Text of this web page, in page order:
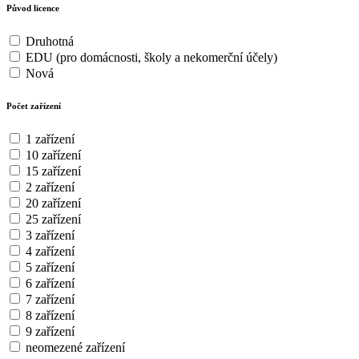
Původ licence
Druhotná
EDU (pro domácnosti, školy a nekomerční účely)
Nová
Počet zařízení
1 zařízení
10 zařízení
15 zařízení
2 zařízení
20 zařízení
25 zařízení
3 zařízení
4 zařízení
5 zařízení
6 zařízení
7 zařízení
8 zařízení
9 zařízení
neomezené zařízení